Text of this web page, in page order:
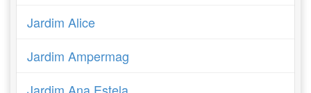
Jardim Alice
Jardim Ampermag